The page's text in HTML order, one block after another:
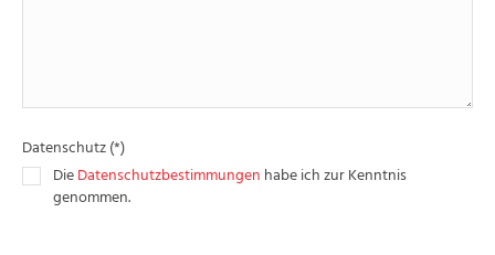
Datenschutz (*)
DieDatenschutzbestimmungen habe ich zur Kenntnis
genommen.